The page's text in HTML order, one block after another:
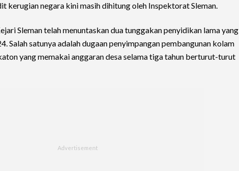
kerugian negara kini masih dihitung oleh Inspektorat Sleman.
Sleman telah menuntaskan dua tunggakan penyidikan lama yang
Salah satunya adalah dugaan penyimpangan pembangunan kolam
yang memakai anggaran desa selama tiga tahun berturut-turut